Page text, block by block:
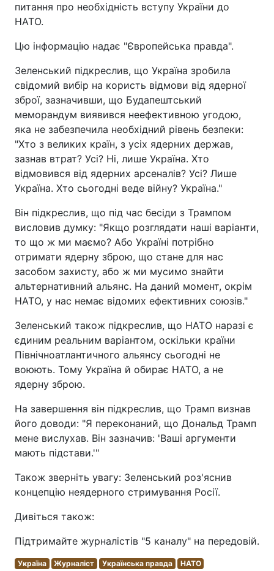
питання про необхідність вступу України до
НАТО.
Цю інформацію надає "Європейська правда".
Зеленський підкреслив, що Україна зробила
свідомий вибір на користь відмови від ядерної
зброї, зазначивши, що Будапештський
меморандум виявився неефективною угодою,
яка не забезпечила необхідний рівень безпеки:
"Хто з великих країн, з усіх ядерних держав,
зазнав втрат? Усі? Ні, лише Україна. Хто
відмовився від ядерних арсеналів? Усі? Лише
Україна. Хто сьогодні веде війну? Україна."
Він підкреслив, що під час бесіди з Трампом
висловив думку: "Якщо розглядати наші варіанти,
то що ж ми маємо? Або Україні потрібно
отримати ядерну зброю, що стане для нас
засобом захисту, або ж ми мусимо знайти
альтернативний альянс. На даний момент, окрім
НАТО, у нас немає відомих ефективних союзів."
Зеленський також підкреслив, що НАТО наразі є
єдиним реальним варіантом, оскільки країни
Північноатлантичного альянсу сьогодні не
воюють. Тому Україна й обирає НАТО, а не
ядерну зброю.
На завершення він підкреслив, що Трамп визнав
його доводи: "Я переконаний, що Дональд Трамп
мене вислухав. Він зазначив: 'Ваші аргументи
мають підстави.'"
Також зверніть увагу: Зеленський роз'яснив
концепцію неядерного стримування Росії.
Дивіться також:
Підтримайте журналістів "5 каналу" на передовій.
Україна Журналіст Українська правда
НАТО